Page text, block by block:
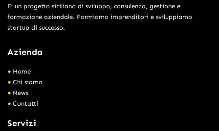
E’ un progetto siciliano di sviluppo, consulenza, gestione e
formazione aziendale. Formiamo imprenditori e sviluppiamo
startup di successo.
Azienda
Home
Chi siamo
News
Contatti
Servizi